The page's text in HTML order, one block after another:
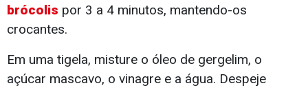
brócolis por 3 a 4 minutos, mantendo-os
crocantes.
Em uma tigela, misture o óleo de gergelim, o
açúcar mascavo, o vinagre e a água. Despeje